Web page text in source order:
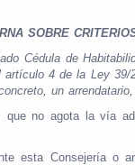
SOBRE
Cédula de
4 de la Ley
un
que no agota la vía
esta Consejería o